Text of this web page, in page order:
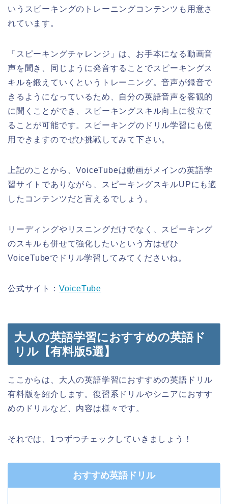
いうスピーキングのトレーニングコンテンツも用意さ
れています。
「スピーキングチャレンジ」は、お手本になる動画音
声を聞き、同じように発音することでスピーキングス
キルを鍛えていくというトレーニング。音声が録音で
きるようになっているため、自分の英語音声を客観的
に聞くことができ、スピーキングスキル向上に役立て
ることが可能です。スピーキングのドリル学習にも使
用できますのでぜひ挑戦してみて下さい。
上記のことから、VoiceTubeは動画がメインの英語学
習サイトでありながら、スピーキングスキルUPにも適
したコンテンツだと言えるでしょう。
リーディングやリスニングだけでなく、スピーキング
のスキルも併せて強化したいという方はぜひ
VoiceTubeでドリル学習してみてくださいね。
公式サイト： VoiceTube
大人の英語学習におすすめの英語ド
リル【有料版5選】
ここからは、大人の英語学習におすすめの英語ドリル
有料版を紹介します。復習系ドリルやシニアにおすす
めのドリルなど、内容は様々です。
それでは、1つずつチェックしていきましょう！
おすすめ英語ドリル